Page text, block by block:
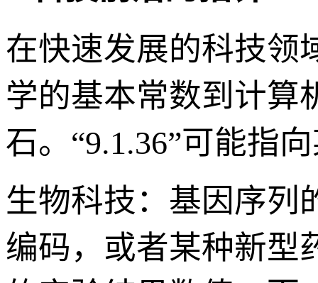
在快速发展的科技领
学的基本常数到计算
石。“9.1.36”可能指
生物科技：基因序列
编码，或者某种新型